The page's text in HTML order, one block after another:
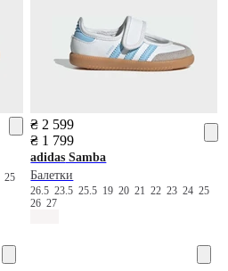
25
₴ 2 599
₴ 1 799
adidas Samba
Балетки
26.523.525.5 19202122232425
2627